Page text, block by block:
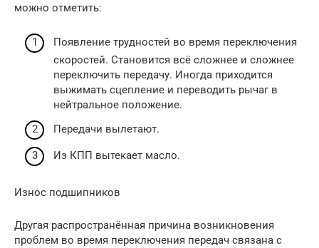
можно отметить:
Появление трудностей во время переключения
скоростей. Становится всё сложнее и сложнее
переключить передачу. Иногда приходится
выжимать сцепление и переводить рычаг в
нейтральное положение.
Передачи вылетают.
Из КПП вытекает масло.
Износ подшипников
Другая распространённая причина возникновения
проблем во время переключения передач связана с